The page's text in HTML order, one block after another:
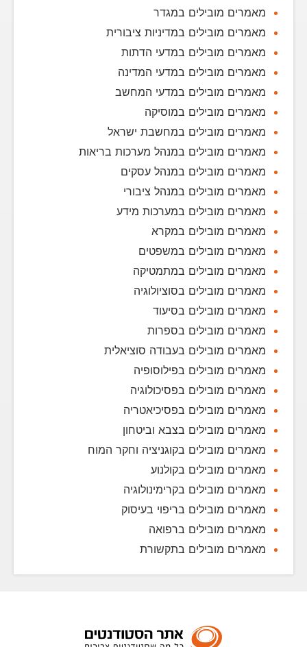
מאמרים מובילים במגדר
מאמרים מובילים במדיניות ציבורית
מאמרים מובילים במדעי הדתות
מאמרים מובילים במדעי המדינה
מאמרים מובילים במדעי המחשב
מאמרים מובילים במוסיקה
מאמרים מובילים במחשבת ישראל
מאמרים מובילים במנהל מערכות בריאות
מאמרים מובילים במנהל עסקים
מאמרים מובילים במנהל ציבורי
מאמרים מובילים במערכות מידע
מאמרים מובילים במקרא
מאמרים מובילים במשפטים
מאמרים מובילים במתמטיקה
מאמרים מובילים בסוציולוגיה
מאמרים מובילים בסיעוד
מאמרים מובילים בספרות
מאמרים מובילים בעבודה סוציאלית
מאמרים מובילים בפילוסופיה
מאמרים מובילים בפסיכולוגיה
מאמרים מובילים בפסיכיאטריה
מאמרים מובילים בצבא וביטחון
מאמרים מובילים בקוגניציה וחקר המוח
מאמרים מובילים בקולנוע
מאמרים מובילים בקרימינולוגיה
מאמרים מובילים בריפוי בעיסוק
מאמרים מובילים ברפואה
מאמרים מובילים בתקשורת